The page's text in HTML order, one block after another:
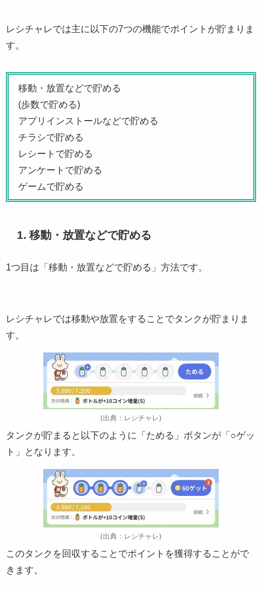
レシチャレでは主に以下の7つの機能でポイントが貯まりま
す。
移動・放置などで貯める
(歩数で貯める)
アプリインストールなどで貯める
チラシで貯める
レシートで貯める
アンケートで貯める
ゲームで貯める
1. 移動・放置などで貯める
1つ目は「移動・放置などで貯める」方法です。
レシチャレでは移動や放置をすることでタンクが貯まりま
す。
(出典：レシチャレ)
タンクが貯まると以下のように「ためる」ボタンが「○ゲッ
ト」となります。
(出典：レシチャレ)
このタンクを回収することでポイントを獲得することがで
きます。